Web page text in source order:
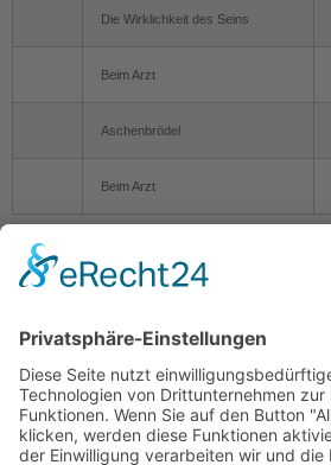
Die Wirklichkeit des Seins
Beim Arzt
Aschenbrödel
Beim Arzt